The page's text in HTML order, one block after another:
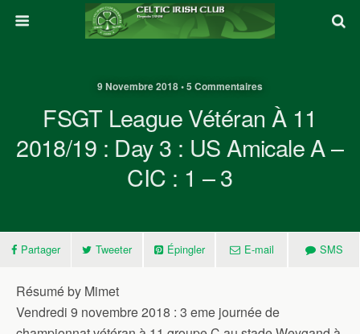
9 Novembre 2018 • 5 Commentaires
FSGT League Vétéran À 11
2018/19 : Day 3 : US Amicale A –
CIC : 1 – 3
Partager Tweeter Épingler E-mail SMS
Résumé by Mimet
Vendredi 9 novembre 2018 : 3 eme journée de